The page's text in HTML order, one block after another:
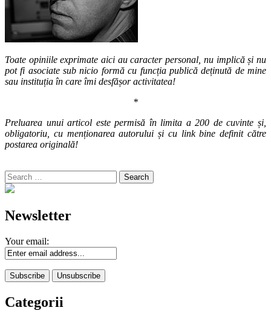
Toate opiniile exprimate aici au caracter personal, nu implică și nu
pot fi asociate sub nicio formă cu funcția publică deținută de mine
sau instituția în care îmi desfășor activitatea!
*
Preluarea unui articol este permisă în limita a 200 de cuvinte și,
obligatoriu, cu menționarea autorului și cu link bine definit către
postarea originală!
Search
for:
Newsletter
Your email:
Categorii